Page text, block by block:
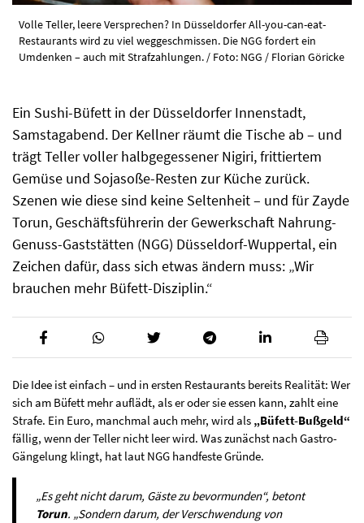
Volle Teller, leere Versprechen? In Düsseldorfer All-you-can-eat-
Restaurants wird zu viel weggeschmissen. Die NGG fordert ein
Umdenken – auch mit Strafzahlungen. / Foto: NGG / Florian Göricke
Ein Sushi-Büfett in der Düsseldorfer Innenstadt,
Samstagabend. Der Kellner räumt die Tische ab – und
trägt Teller voller halbgegessener Nigiri, frittiertem
Gemüse und Sojasoße-Resten zur Küche zurück.
Szenen wie diese sind keine Seltenheit – und für Zayde
Torun, Geschäftsführerin der Gewerkschaft Nahrung-
Genuss-Gaststätten (NGG) Düsseldorf-Wuppertal, ein
Zeichen dafür, dass sich etwas ändern muss: „Wir
brauchen mehr Büfett-Disziplin.“
Die Idee ist einfach – und in ersten Restaurants bereits Realität: Wer
sich am Büfett mehr auflädt, als er oder sie essen kann, zahlt eine
Strafe. Ein Euro, manchmal auch mehr, wird als „Büfett-Bußgeld“
fällig, wenn der Teller nicht leer wird. Was zunächst nach Gastro-
Gängelung klingt, hat laut NGG handfeste Gründe.
„Es geht nicht darum, Gäste zu bevormunden“, betont
Torun. „Sondern darum, der Verschwendung von